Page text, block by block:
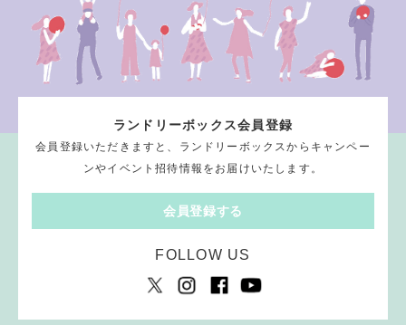
ランドリーボックス会員登録
会員登録いただきますと、ランドリーボックスからキャンペー
ンやイベント招待情報をお届けいたします。
会員登録する
FOLLOW US